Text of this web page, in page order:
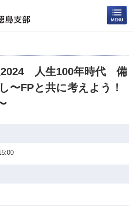
2024 人生100年時代 備
〜FPと共に考えよう！